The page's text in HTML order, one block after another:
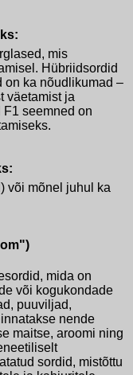
mis
Hübriidsordid
on ka nõudlikumad –
väetamist ja
F1 seemned on
või mõnel juhul ka
mida on
või kogukondade
puuviljad,
nende
maitse, aroomi ning
sordid, mistõttu